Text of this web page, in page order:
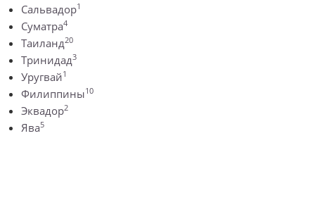
Сальвадор1
Суматра4
Таиланд20
Тринидад3
Уругвай1
Филиппины10
Эквадор2
Ява5